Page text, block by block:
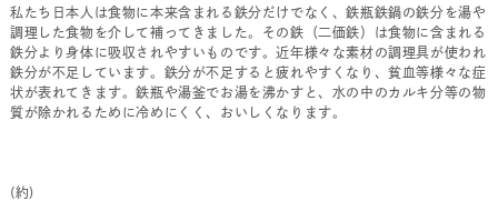
私たち日本人は食物に本来含まれる鉄分だけでなく、鉄瓶鉄鍋の鉄分を湯や
調理した食物を介して補ってきました。その鉄（二価鉄）は食物に含まれる
鉄分より身体に吸収されやすいものです。近年様々な素材の調理具が使われ
鉄分が不足しています。鉄分が不足すると疲れやすくなり、貧血等様々な症
状が表れてきます。鉄瓶や湯釜でお湯を沸かすと、水の中のカルキ分等の物
質が除かれるために冷めにくく、おいしくなります。
(約)